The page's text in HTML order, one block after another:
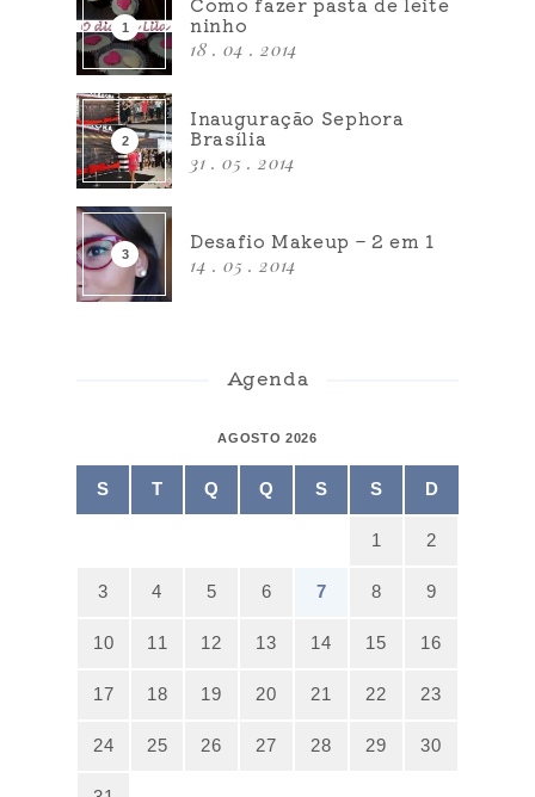
ninho
18 . 04 . 2014
Inauguração Sephora
Brasília
31 . 05 . 2014
Desafio Makeup – 2 em 1
14 . 05 . 2014
Agenda
AGOSTO 2026
S T Q Q S S D
1 2
3 4 5 6 7 8 9
10 11 12 13 14 15 16
17 18 19 20 21 22 23
24 25 26 27 28 29 30